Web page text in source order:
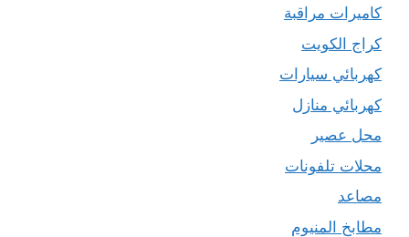
كاميرات مراقبة
كراج الكويت
كهربائي سيارات
كهربائي منازل
محل عصير
محلات تلفونات
مصاعد
مطابخ المنيوم